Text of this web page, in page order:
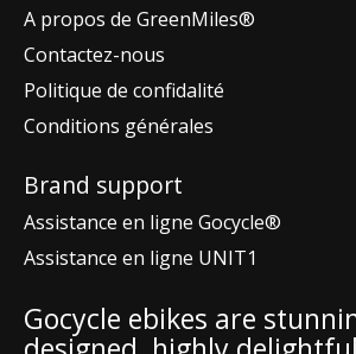
A propos de GreenMiles®
Contactez-nous
Politique de confidalité
Conditions générales
Brand support
Assistance en ligne Gocycle®
Assistance en ligne UNIT1
Gocycle ebikes are